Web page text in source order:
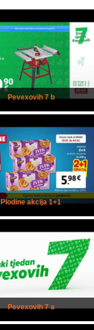
Pevexovih 7 b
Plodine akcija 1+1
Pevexovih 7 a